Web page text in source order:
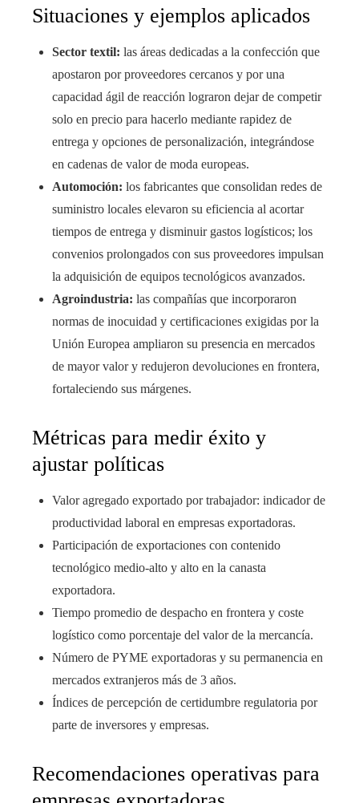
Situaciones y ejemplos aplicados
Sector textil: las áreas dedicadas a la confección que
apostaron por proveedores cercanos y por una
capacidad ágil de reacción lograron dejar de competir
solo en precio para hacerlo mediante rapidez de
entrega y opciones de personalización, integrándose
en cadenas de valor de moda europeas.
Automoción: los fabricantes que consolidan redes de
suministro locales elevaron su eficiencia al acortar
tiempos de entrega y disminuir gastos logísticos; los
convenios prolongados con sus proveedores impulsan
la adquisición de equipos tecnológicos avanzados.
Agroindustria: las compañías que incorporaron
normas de inocuidad y certificaciones exigidas por la
Unión Europea ampliaron su presencia en mercados
de mayor valor y redujeron devoluciones en frontera,
fortaleciendo sus márgenes.
Métricas para medir éxito y
ajustar políticas
Valor agregado exportado por trabajador: indicador de
productividad laboral en empresas exportadoras.
Participación de exportaciones con contenido
tecnológico medio-alto y alto en la canasta
exportadora.
Tiempo promedio de despacho en frontera y coste
logístico como porcentaje del valor de la mercancía.
Número de PYME exportadoras y su permanencia en
mercados extranjeros más de 3 años.
Índices de percepción de certidumbre regulatoria por
parte de inversores y empresas.
Recomendaciones operativas para